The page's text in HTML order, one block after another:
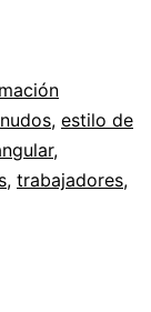
, estilo de
,
, trabajadores,